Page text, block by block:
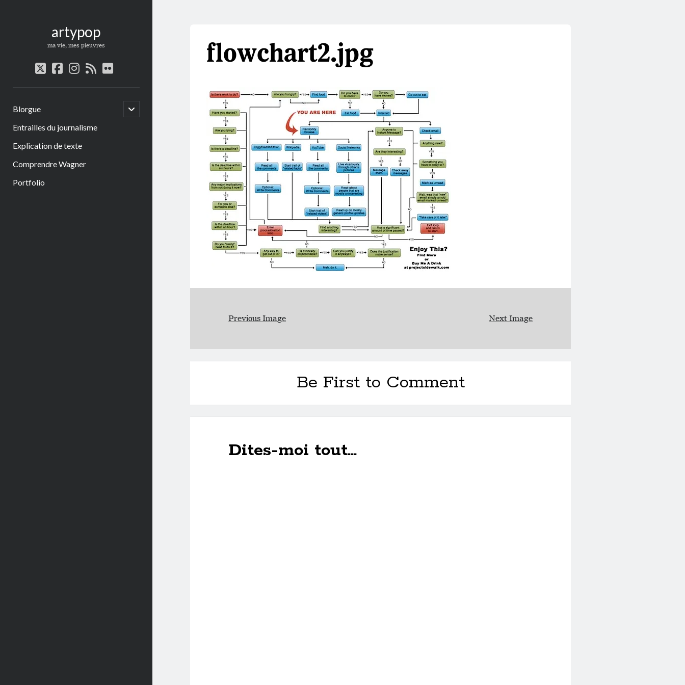
artypop
ma vie, mes pieuvres
twitterfacebook
instagram
rssflickr
Blorgue
open
child
Entrailles du journalisme
Explication de texte
Comprendre Wagner
Portfolio
flowchart2.jpg
Previous Image Next Image
Be First to Comment
Dites-moi tout...